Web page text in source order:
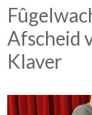
Afscheid
Klaver